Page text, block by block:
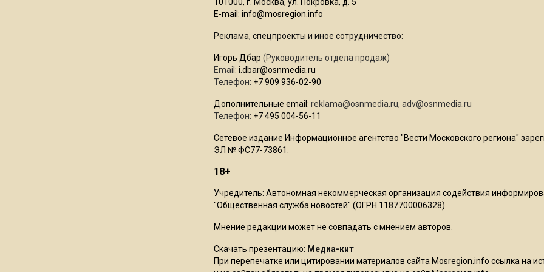
E-mail: info@mosregion.info
Реклама, спецпроекты и иное сотрудничество:
Игорь Дбар (Руководитель отдела продаж)
Email: i.dbar@osnmedia.ru
Телефон: +7 909 936-02-90
Дополнительные email: reklama@osnmedia.ru, adv@osnmedia.ru
Телефон: +7 495 004-56-11
Сетевое издание Информационное агентство "Вести Московского региона"
ЭЛ № ФС77-73861.
18+
Учредитель: Автономная некоммерческая организация содействия
"Общественная служба новостей" (ОГРН 1187700006328).
Мнение редакции может не совпадать с мнением авторов.
Скачать презентацию: Медиа-кит
При перепечатке или цитировании материалов сайта Mosregion.info ссылка на